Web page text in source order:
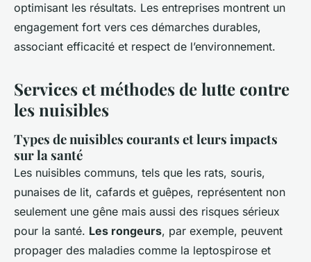
optimisant les résultats. Les entreprises montrent un
engagement fort vers ces démarches durables,
associant efficacité et respect de l’environnement.
Services et méthodes de lutte contre
les nuisibles
Types de nuisibles courants et leurs impacts
sur la santé
Les nuisibles communs, tels que les rats, souris,
punaises de lit, cafards et guêpes, représentent non
seulement une gêne mais aussi des risques sérieux
pour la santé. Les rongeurs, par exemple, peuvent
propager des maladies comme la leptospirose et